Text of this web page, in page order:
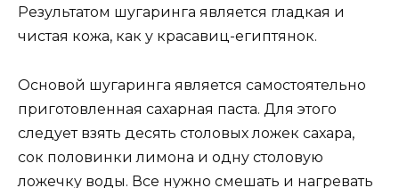
Результатом шугаринга является гладкая и
чистая кожа, как у красавиц-египтянок.
Основой шугаринга является самостоятельно
приготовленная сахарная паста. Для этого
следует взять десять столовых ложек сахара,
сок половинки лимона и одну столовую
ложечку воды. Все нужно смешать и нагревать